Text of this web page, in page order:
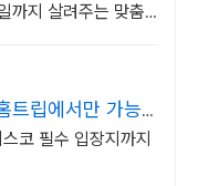
까지 살려주는 맞춤
트립에서만 가능
코 필수 입장지까지